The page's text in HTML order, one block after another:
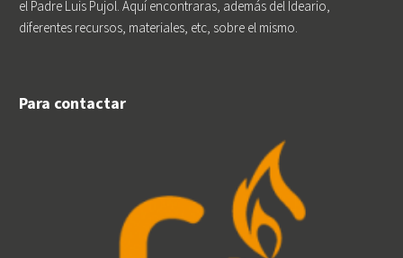
el Padre Luis Pujol. Aquí encontraras, además del Ideario,
diferentes recursos, materiales, etc, sobre el mismo.
Para contactar